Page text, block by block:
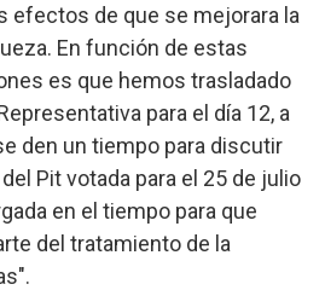
efectos de que se mejorara la
En función de estas
es que hemos trasladado
para el día 12, a
den un tiempo para discutir
Pit votada para el 25 de julio
en el tiempo para que
del tratamiento de la